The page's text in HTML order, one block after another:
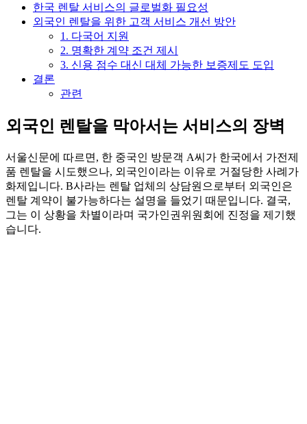
한국 렌탈 서비스의 글로벌화 필요성
외국인 렌탈을 위한 고객 서비스 개선 방안
1. 다국어 지원
2. 명확한 계약 조건 제시
3. 신용 점수 대신 대체 가능한 보증제도 도입
결론
관련
외국인 렌탈을 막아서는 서비스의 장벽
서울신문에 따르면, 한 중국인 방문객 A씨가 한국에서 가전제
품 렌탈을 시도했으나, 외국인이라는 이유로 거절당한 사례가
화제입니다. B사라는 렌탈 업체의 상담원으로부터 외국인은
렌탈 계약이 불가능하다는 설명을 들었기 때문입니다. 결국,
그는 이 상황을 차별이라며 국가인권위원회에 진정을 제기했
습니다.